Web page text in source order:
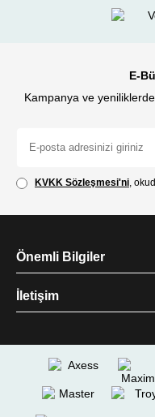
E-
Kampanya ve
KVKK Sözleşmesi'ni,
Önemli Bilgiler
İletişim